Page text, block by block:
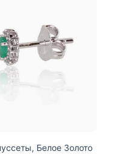
Белое Золото